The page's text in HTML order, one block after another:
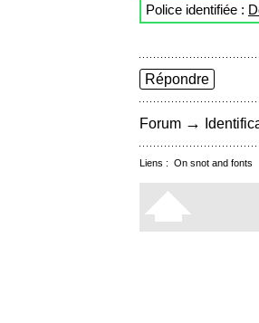
Police identifiée :
Répondre
Forum →
Liens : On snot and fonts